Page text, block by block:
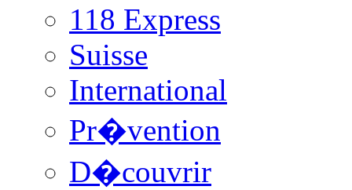
118 Express
Suisse
International
Pr�vention
D�couvrir